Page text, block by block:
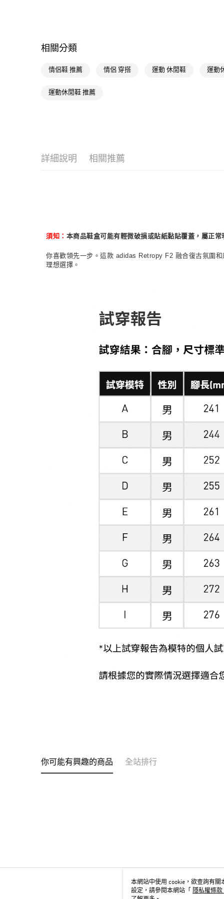
相關分類
情侶鞋 推薦 情侶 穿搭 運動 休閒鞋 運動
運動休閒鞋 推薦
詳細說明 相關推薦
須知： 本商品鞋盒可能有輕微破損或貼紙黏貼覆蓋，屬正
你喜歡領先一步。這款 adidas Retropy F2 融合復古氛圍
理想選擇。
你可能有興趣的商品 全站排行
本網站中使用 cookie，欲查詢有關
設定，請參閱本網站「
隱私權條款